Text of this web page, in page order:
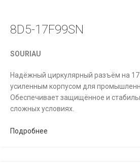
8D5-17F99SN
SOURIAU
Надёжный циркулярный разъём на 17
усиленным корпусом для
Обеспечивает защищённое и
сложных условиях.
Подробнее